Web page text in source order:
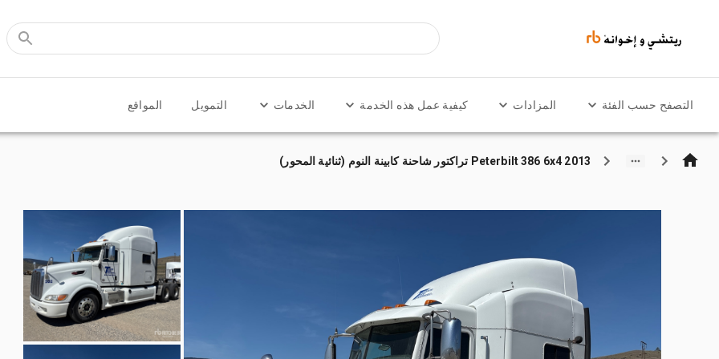
التصفح حسب الفئة المزادات كيفية عمل هذه الخدمة الخدمات التمويل المواقع
2013 Peterbilt 386 6x4 تراكتور شاحنة كابينة النوم (ثنائية المحور)